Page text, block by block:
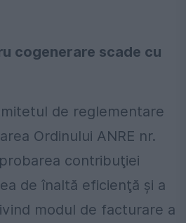
cogenerare scade cu
de reglementare
Ordinului ANRE nr.
contribuţiei
de înaltă eficienţă şi a
modul de facturare a